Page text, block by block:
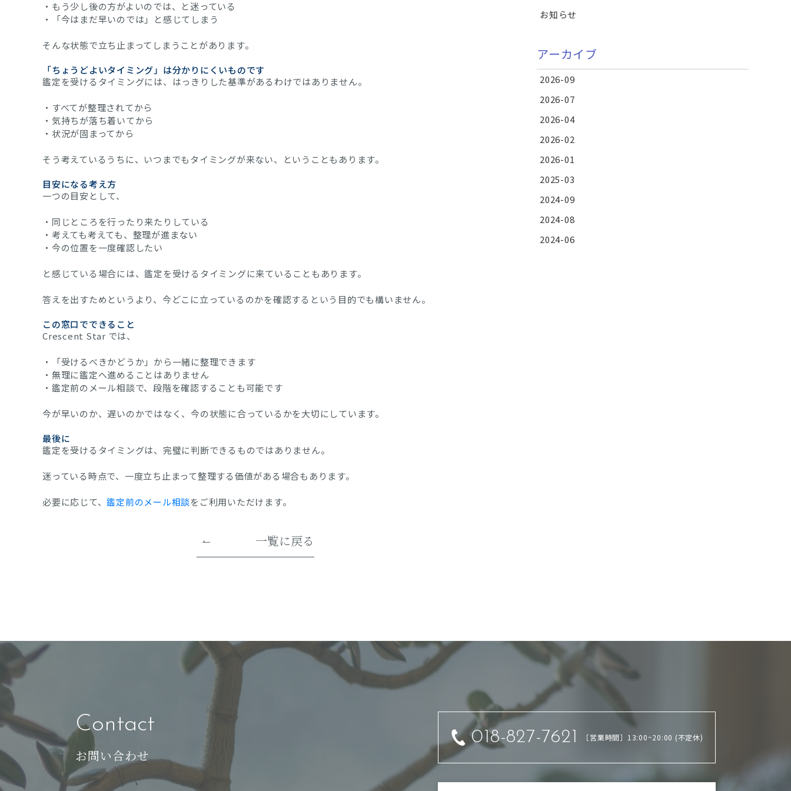
・もう少し後の方がよいのでは、と迷っている
・「今はまだ早いのでは」と感じてしまう
そんな状態で立ち止まってしまうことがあります。
「ちょうどよいタイミング」は分かりにくいものです
鑑定を受けるタイミングには、はっきりした基準があるわけではありません。
・すべてが整理されてから
・気持ちが落ち着いてから
・状況が固まってから
そう考えているうちに、いつまでもタイミングが来ない、ということもあります。
目安になる考え方
一つの目安として、
・同じところを行ったり来たりしている
・考えても考えても、整理が進まない
・今の位置を一度確認したい
と感じている場合には、鑑定を受けるタイミングに来ていることもあります。
答えを出すためというより、今どこに立っているのかを確認するという目的でも構いません。
この窓口でできること
Crescent Star では、
・「受けるべきかどうか」から一緒に整理できます
・無理に鑑定へ進めることはありません
・鑑定前のメール相談で、段階を確認することも可能です
今が早いのか、遅いのかではなく、今の状態に合っているかを大切にしています。
最後に
鑑定を受けるタイミングは、完璧に判断できるものではありません。
迷っている時点で、一度立ち止まって整理する価値がある場合もあります。
必要に応じて、鑑定前のメール相談をご利用いただけます。
一覧に戻る
お知らせ
アーカイブ
2026-09
2026-07
2026-04
2026-02
2026-01
2025-03
2024-09
2024-08
2024-06
Contact
お問い合わせ
018-827-7621 ［営業時間］13:00~20:00 (不定休)